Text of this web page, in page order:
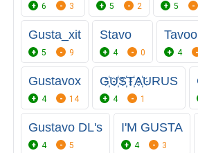
6 3 5 2 5
Gusta_xit
5 9
Stavo
4 0
Tavoo
4
Gustavox
4 14
G҉U҉S҉T҉A҉URUS
4 1
Gustavo DL's
4 5
I'M GUSTA
4 3